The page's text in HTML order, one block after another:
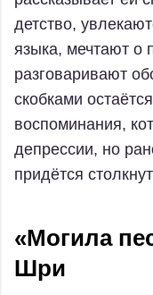
детство,
языка, мечтают о
разговаривают
скобками
воспоминания,
депрессии, но
придётся
«Могила
Шри